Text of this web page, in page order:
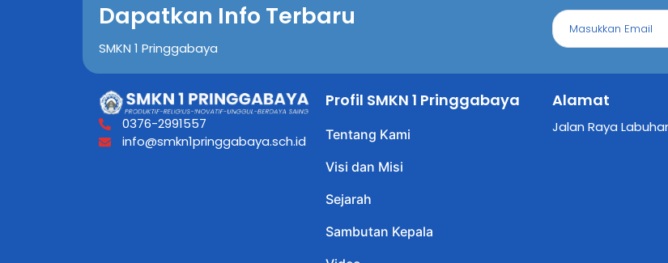
Dapatkan Info Terbaru
SMKN 1 Pringgabaya
0376-2991557
info@smkn1pringgabaya.sch.id
Profil SMKN 1 Pringgabaya
Tentang Kami
Visi dan Misi
Sejarah
Sambutan Kepala
Alamat
Jalan Raya